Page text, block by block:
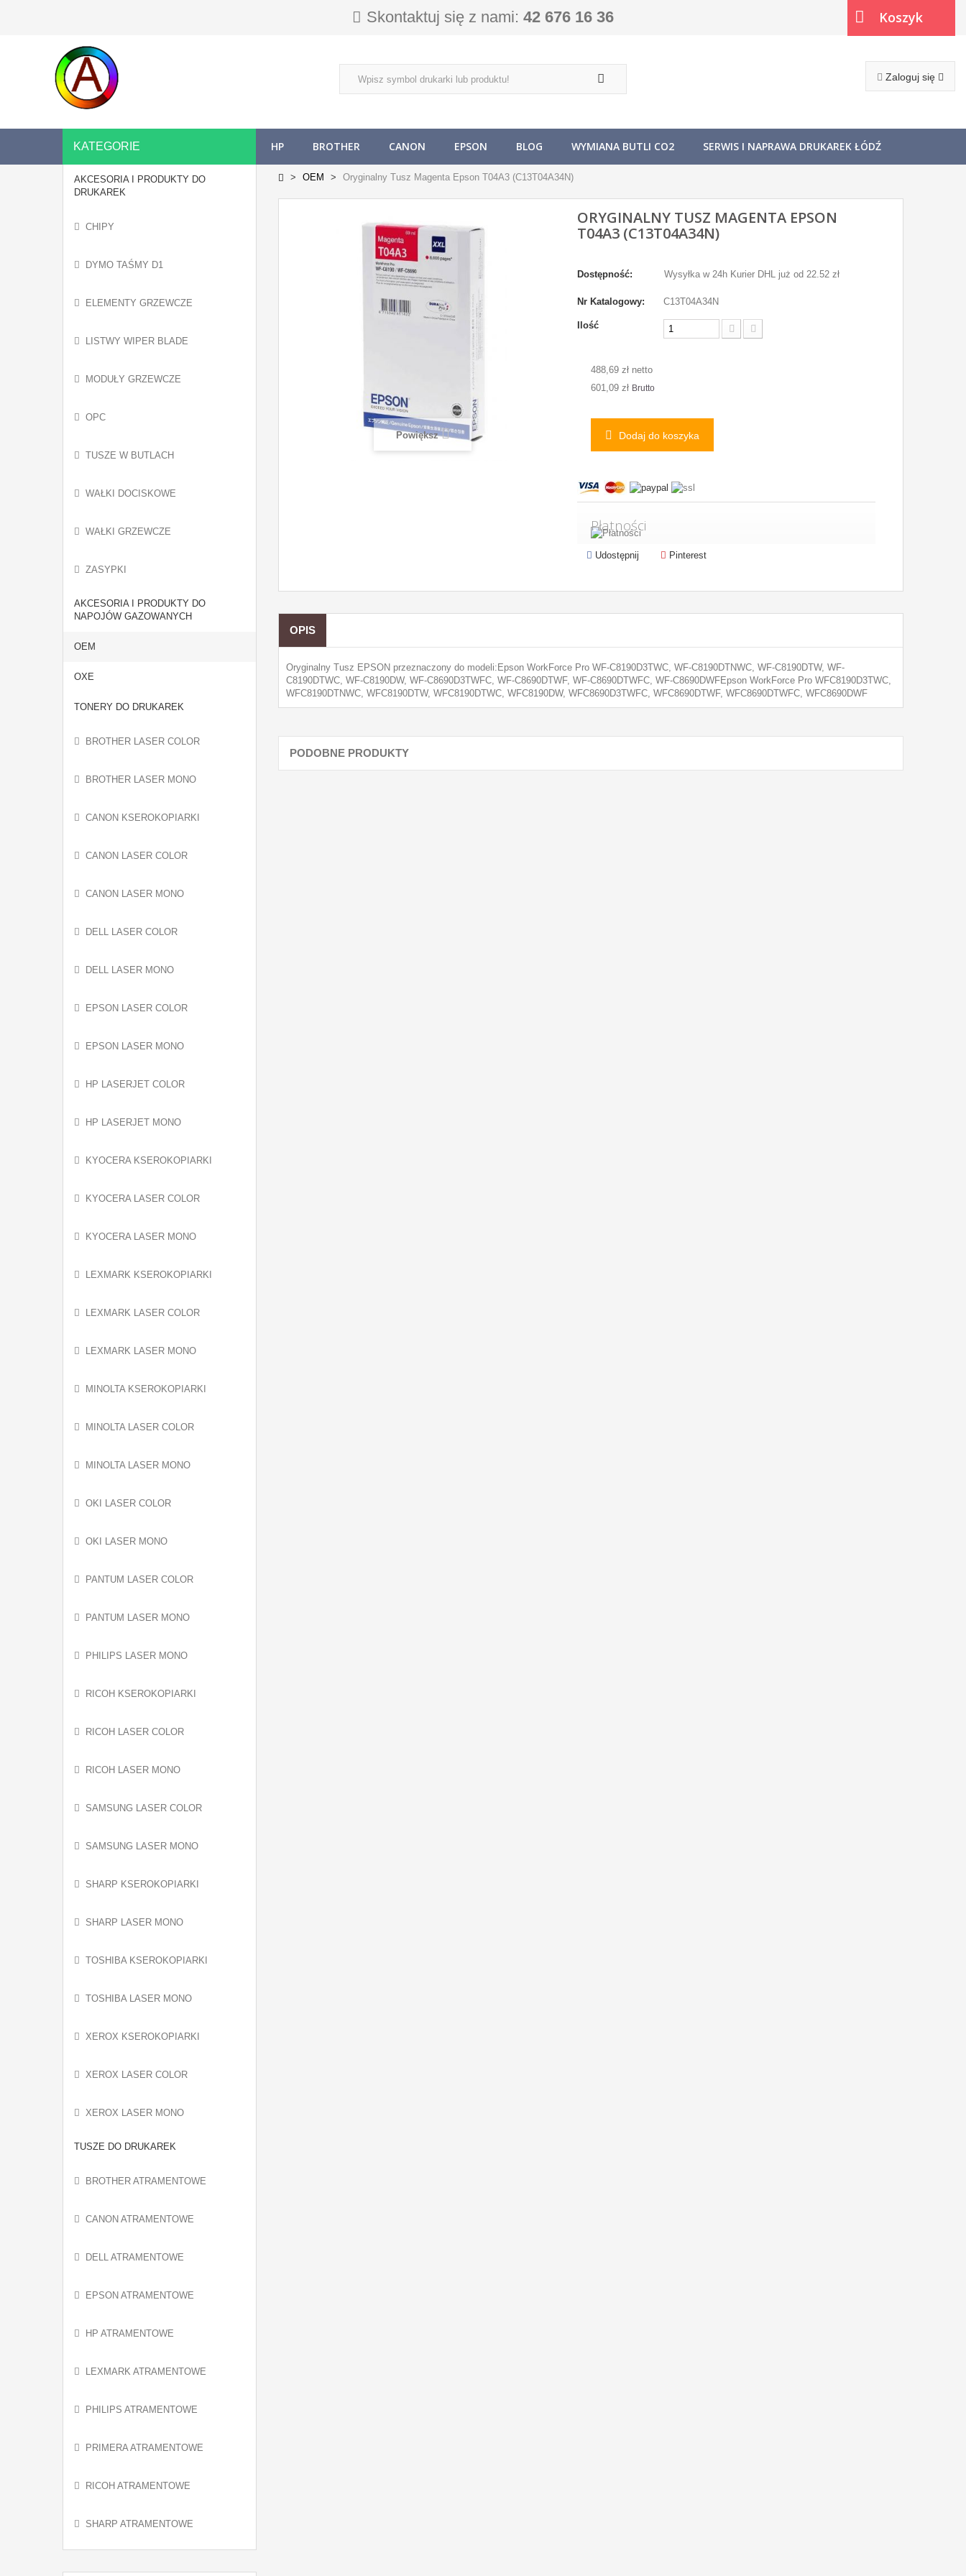
Skontaktuj się z nami: 42 676 16 36
Zaloguj się
Koszyk
KATEGORIE HP BROTHER CANON EPSON BLOG WYMIANA BUTLI CO2 SERWIS I NAPRAWA DRUKAREK ŁÓDŹ
AKCESORIA I PRODUKTY DO
DRUKAREK
CHIPY
DYMO TAŚMY D1
ELEMENTY GRZEWCZE
LISTWY WIPER BLADE
MODUŁY GRZEWCZE
OPC
TUSZE W BUTLACH
WAŁKI DOCISKOWE
WAŁKI GRZEWCZE
ZASYPKI
AKCESORIA I PRODUKTY DO
NAPOJÓW GAZOWANYCH
OEM
OXE
TONERY DO DRUKAREK
BROTHER LASER COLOR
BROTHER LASER MONO
CANON KSEROKOPIARKI
CANON LASER COLOR
CANON LASER MONO
DELL LASER COLOR
DELL LASER MONO
EPSON LASER COLOR
EPSON LASER MONO
HP LASERJET COLOR
HP LASERJET MONO
KYOCERA KSEROKOPIARKI
KYOCERA LASER COLOR
KYOCERA LASER MONO
LEXMARK KSEROKOPIARKI
LEXMARK LASER COLOR
LEXMARK LASER MONO
MINOLTA KSEROKOPIARKI
MINOLTA LASER COLOR
MINOLTA LASER MONO
OKI LASER COLOR
OKI LASER MONO
PANTUM LASER COLOR
PANTUM LASER MONO
PHILIPS LASER MONO
RICOH KSEROKOPIARKI
RICOH LASER COLOR
RICOH LASER MONO
SAMSUNG LASER COLOR
SAMSUNG LASER MONO
SHARP KSEROKOPIARKI
SHARP LASER MONO
TOSHIBA KSEROKOPIARKI
TOSHIBA LASER MONO
XEROX KSEROKOPIARKI
XEROX LASER COLOR
XEROX LASER MONO
TUSZE DO DRUKAREK
BROTHER ATRAMENTOWE
CANON ATRAMENTOWE
DELL ATRAMENTOWE
EPSON ATRAMENTOWE
HP ATRAMENTOWE
LEXMARK ATRAMENTOWE
PHILIPS ATRAMENTOWE
PRIMERA ATRAMENTOWE
RICOH ATRAMENTOWE
SHARP ATRAMENTOWE
OEM Oryginalny Tusz Magenta Epson T04A3 (C13T04A34N)
Powiększ
ORYGINALNY TUSZ MAGENTA EPSON
T04A3 (C13T04A34N)
Dostępność: Wysyłka w 24h Kurier DHL już od 22.52 zł
Nr Katalogowy: C13T04A34N
Ilość
488,69 zł netto
601,09 zł Brutto
Dodaj do koszyka
Płatności
Udostępnij Pinterest
OPIS
Oryginalny Tusz EPSON przeznaczony do modeli:Epson WorkForce Pro WF-C8190D3TWC, WF-C8190DTNWC, WF-C8190DTW, WF-
C8190DTWC, WF-C8190DW, WF-C8690D3TWFC, WF-C8690DTWF, WF-C8690DTWFC, WF-C8690DWFEpson WorkForce Pro WFC8190D3TWC,
WFC8190DTNWC, WFC8190DTW, WFC8190DTWC, WFC8190DW, WFC8690D3TWFC, WFC8690DTWF, WFC8690DTWFC, WFC8690DWF
PODOBNE PRODUKTY